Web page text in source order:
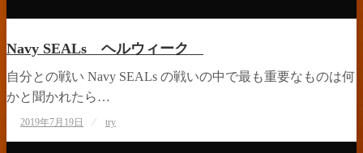
Navy SEALs ヘルウィーク
自分との戦い Navy SEALs の戦いの中で最も重要なものは何
かと聞かれたら…
投
稿
2019年7月19日 try